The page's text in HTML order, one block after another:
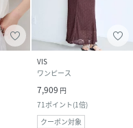
VIS
ワンピース
7,909 円
71ポイント(1倍)
クーポン対象